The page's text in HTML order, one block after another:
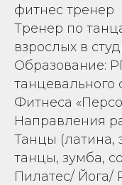
фитнес тренер
Тренер по
взрослых в
Образование:
танцевального
Фитнеса
Направления
Танцы (латина,
танцы, зумба,
Пилатес/ Йога/